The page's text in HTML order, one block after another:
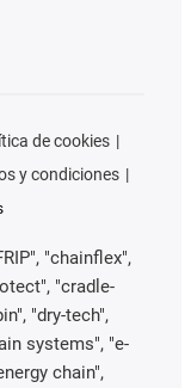
de cookies
y condiciones
"chainflex",
"cradle-
"dry-tech",
systems", "e-
chain",